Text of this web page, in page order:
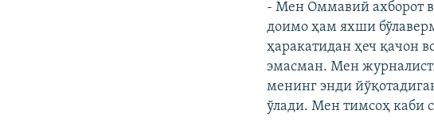
- Мен Оммавий ахборот
доимо ҳам яхши
ҳаракатидан ҳеч қачон
эмасман. Мен
менинг энди
ўлади. Мен тимсоҳ каби